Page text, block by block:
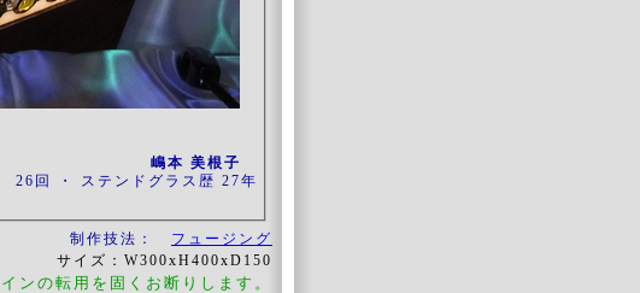
嶋本 美根子
26回 ・ ステンドグラス歴 27年
制作技法： フュージング
サイズ：W300xH400xD150
ンの転用を固くお断りします。